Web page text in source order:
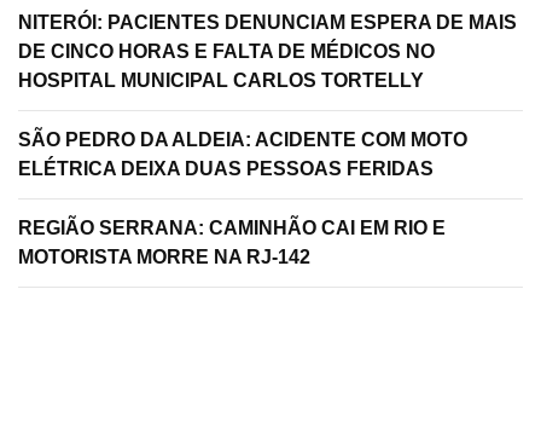
NITERÓI: PACIENTES DENUNCIAM ESPERA DE MAIS
DE CINCO HORAS E FALTA DE MÉDICOS NO
HOSPITAL MUNICIPAL CARLOS TORTELLY
SÃO PEDRO DA ALDEIA: ACIDENTE COM MOTO
ELÉTRICA DEIXA DUAS PESSOAS FERIDAS
REGIÃO SERRANA: CAMINHÃO CAI EM RIO E
MOTORISTA MORRE NA RJ-142